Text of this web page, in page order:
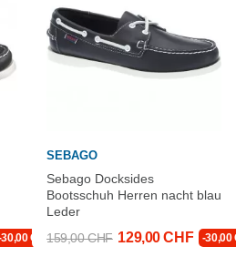
CHF
SEBAGO
Sebago Docksides
Bootsschuh Herren nacht blau
Leder
159,00 CHF 129,00 CHF -30,00